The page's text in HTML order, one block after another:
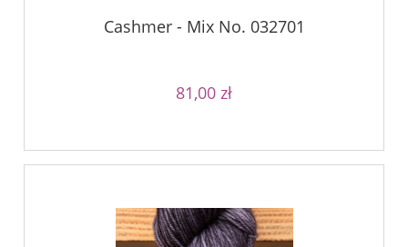
Cashmer - Mix No. 032701
81,00 zł